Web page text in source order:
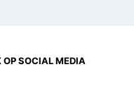
OP SOCIAL MEDIA